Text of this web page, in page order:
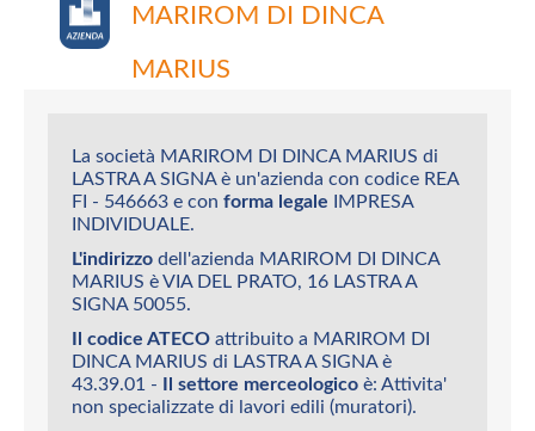
MARIROM DI DINCA
MARIUS
La società MARIROM DI DINCA MARIUS di
LASTRA A SIGNA è un'azienda con codice REA
FI - 546663 e con forma legale IMPRESA
INDIVIDUALE.
L'indirizzo dell'azienda MARIROM DI DINCA
MARIUS è VIA DEL PRATO, 16 LASTRA A
SIGNA 50055.
Il codice ATECO attribuito a MARIROM DI
DINCA MARIUS di LASTRA A SIGNA è
43.39.01 - Il settore merceologico è: Attivita'
non specializzate di lavori edili (muratori).